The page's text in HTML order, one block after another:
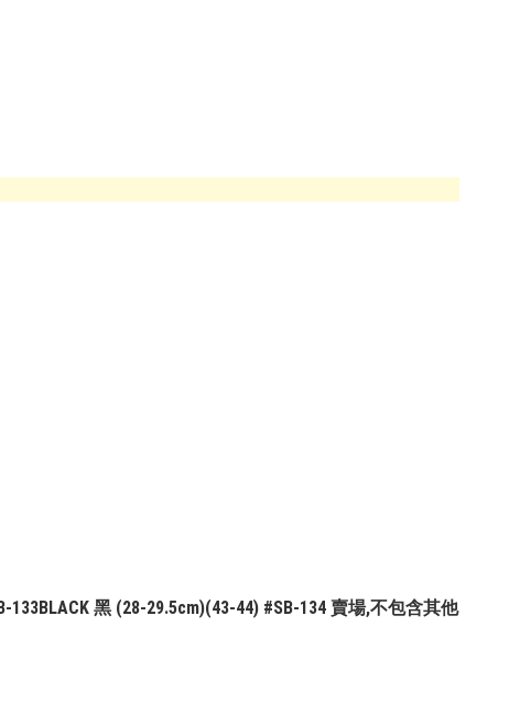
133BLACK 黑 (28-29.5cm)(43-44) #SB-134 賣場,不包含其他